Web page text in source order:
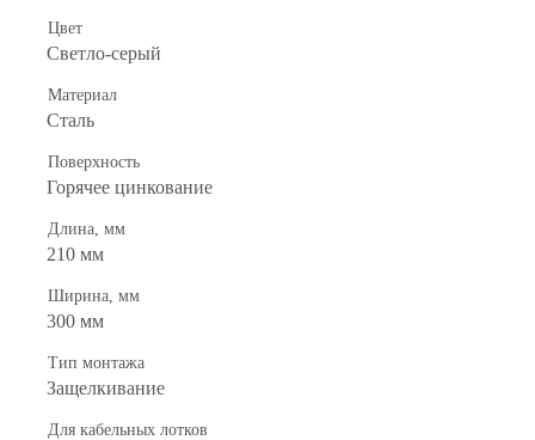
Цвет
Светло-серый
Материал
Сталь
Поверхность
Горячее цинкование
Длина, мм
210 мм
Ширина, мм
300 мм
Тип монтажа
Защелкивание
Для кабельных лотков